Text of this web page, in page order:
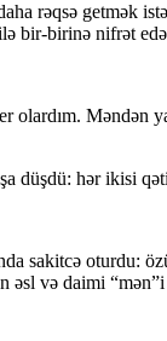
rəqsə getmək
bir-birinə nifrət
olardım. Məndən
düşdü: hər ikisi
sakitcə oturdu:
və daimi “mən”i